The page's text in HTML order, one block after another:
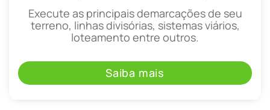
Execute as principais demarcações de seu
terreno, linhas divisórias, sistemas viários,
loteamento entre outros.
Saiba mais